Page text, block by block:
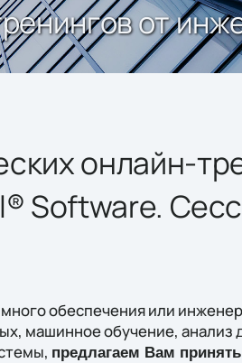
от
онлайн-
Software.
обеспечения или
машинное обучение,
предлагаем Вам